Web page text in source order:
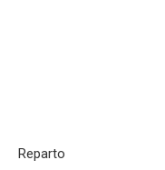
Reparto